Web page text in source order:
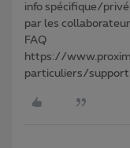
info spécifique/
par les
FAQ
https://
particuliers/